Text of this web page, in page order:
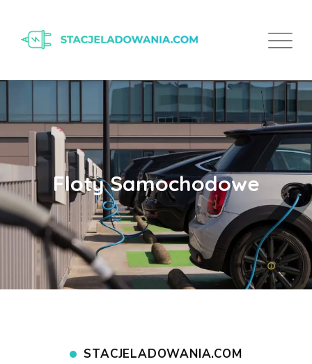
Floty Samochodowe
STACJELADOWANIA.COM